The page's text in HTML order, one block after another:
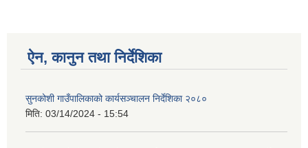
ऐन, कानुन तथा निर्देशिका
सुनकोशी गाउँपालिकाको कार्यसञ्चालन निर्देशिका २०८०
मिति: 03/14/2024 - 15:54